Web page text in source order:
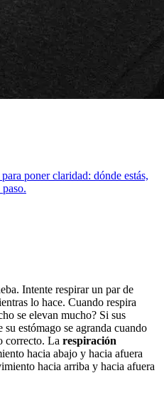
poner claridad: dónde estás,
Intente respirar un par de
lo hace. Cuando respira
se elevan mucho? Si sus
estómago se agranda cuando
correcto. La respiración
hacia abajo y hacia afuera
hacia arriba y hacia afuera